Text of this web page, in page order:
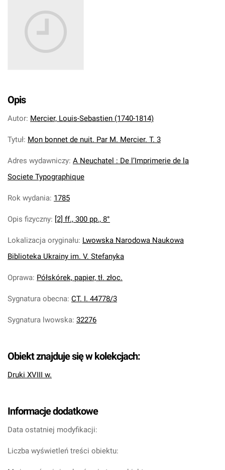
Opis
Autor: Mercier, Louis-Sebastien (1740-1814)
Tytuł: Mon bonnet de nuit. Par M. Mercier. T. 3
Adres wydawniczy: A Neuchatel : De l’Imprimerie de la
Societe Typographique
Rok wydania: 1785
Opis fizyczny: [2] ff., 300 pp., 8°
Lokalizacja oryginału: Lwowska Narodowa Naukowa
Biblioteka Ukrainy im. V. Stefanyka
Oprawa: Półskórek, papier, tł. złoc.
Sygnatura obecna: CT. I. 44778/3
Sygnatura lwowska: 32276
Obiekt znajduje się w kolekcjach:
Druki XVIII w.
Informacje dodatkowe
Data ostatniej modyfikacji:
Liczba wyświetleń treści obiektu: